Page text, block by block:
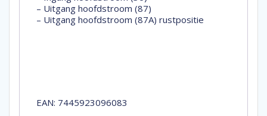
– Uitgang hoofdstroom (87)
– Uitgang hoofdstroom (87A) rustpositie
EAN: 7445923096083